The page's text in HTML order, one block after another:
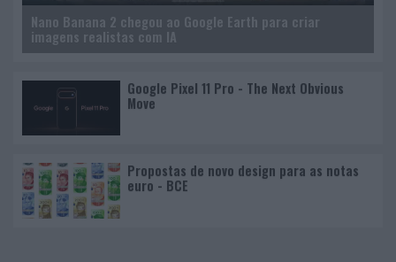
Nano Banana 2 chegou ao Google Earth para criar
imagens realistas com IA
Google Pixel 11 Pro - The Next Obvious
Move
Propostas de novo design para as notas
euro - BCE